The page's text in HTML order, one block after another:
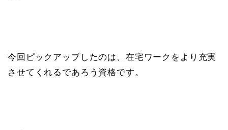
今回ピックアップしたのは、在宅ワークをより充実
させてくれるであろう資格です。